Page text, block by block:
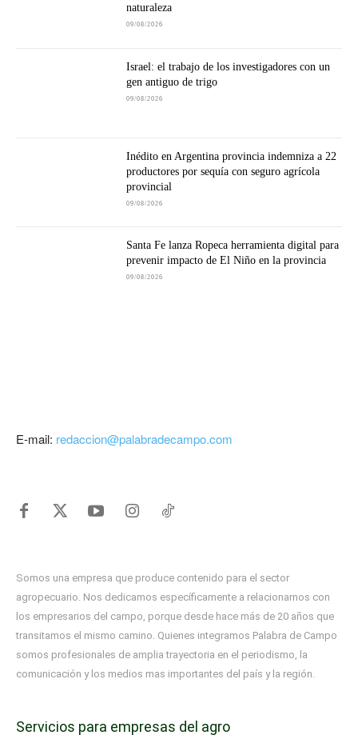
naturaleza
09/08/2026
Israel: el trabajo de los investigadores con un
gen antiguo de trigo
09/08/2026
Inédito en Argentina provincia indemniza a 22
productores por sequía con seguro agrícola
provincial
09/08/2026
Santa Fe lanza Ropeca herramienta digital para
prevenir impacto de El Niño en la provincia
09/08/2026
E-mail: redaccion@palabradecampo.com
Somos una empresa que produce contenido para el sector
agropecuario. Nos dedicamos específicamente a relacionarnos con
los empresarios del campo, porque desde hace más de 20 años que
transitamos el mismo camino. Quienes integramos Palabra de Campo
somos profesionales de amplia trayectoria en el periodismo, la
comunicación y los medios mas importantes del país y la región.
Servicios para empresas del agro